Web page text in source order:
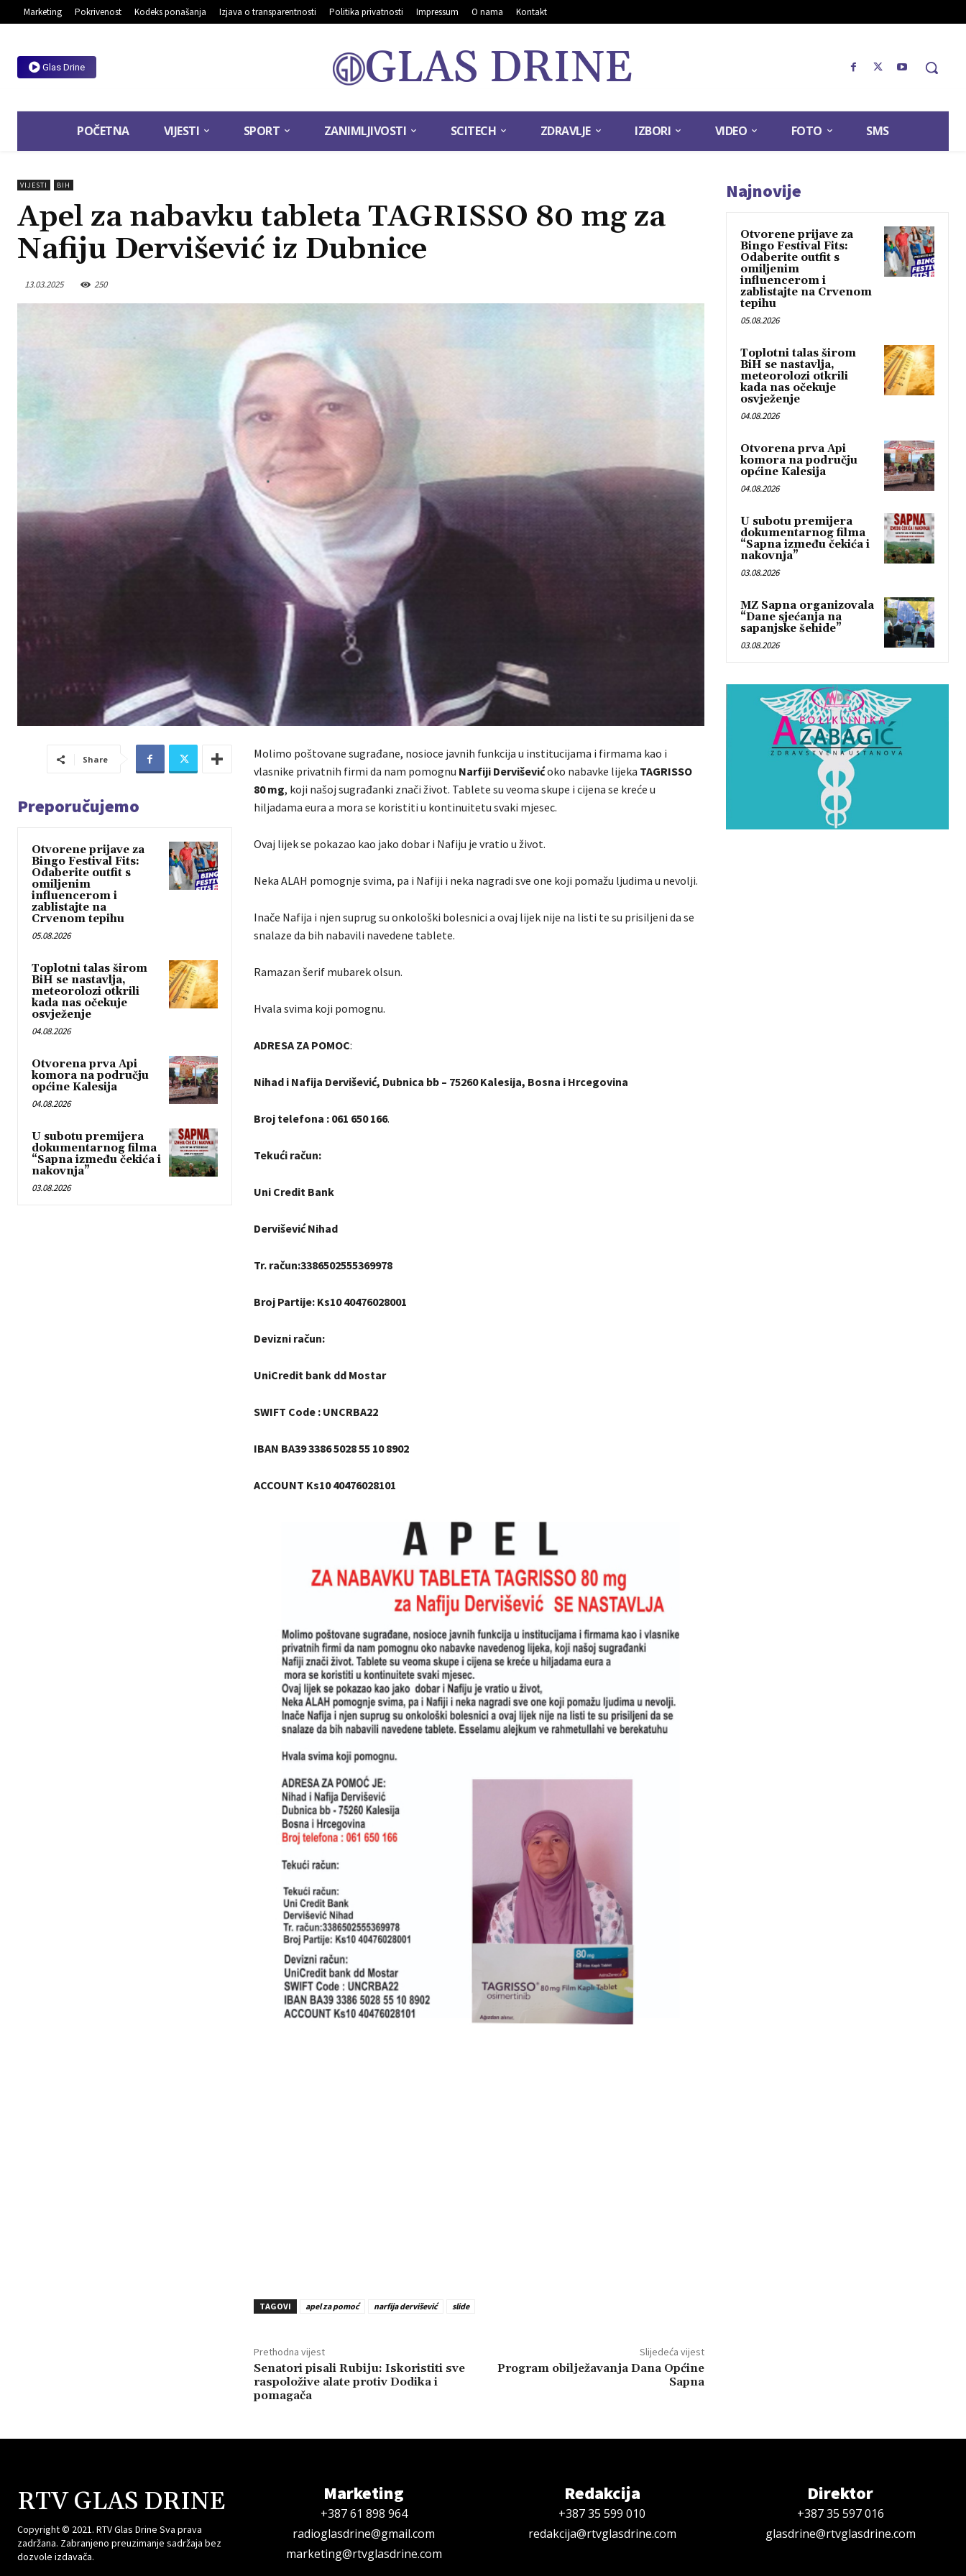
Marketing Pokrivenost Kodeks ponašanja Izjava o transparentnosti Politika privatnosti Impressum O nama Kontakt
Glas Drine GLAS DRINE
POČETNA VIJESTI SPORT ZANIMLJIVOSTI SCITECH ZDRAVLJE IZBORI VIDEO FOTO SMS
VIJESTI BIH
Apel za nabavku tableta TAGRISSO 80 mg za
Nafiju Dervišević iz Dubnice
13.03.2025 250
Share
Preporučujemo
Otvorene prijave za
Bingo Festival Fits:
Odaberite outfit s
omiljenim
influencerom i
zablistajte na
Crvenom tepihu
05.08.2026
Toplotni talas širom
BiH se nastavlja,
meteorolozi otkrili
kada nas očekuje
osvježenje
04.08.2026
Otvorena prva Api
komora na području
općine Kalesija
04.08.2026
U subotu premijera
dokumentarnog filma
“Sapna između čekića i
nakovnja”
03.08.2026
Molimo poštovane sugrađane, nosioce javnih funkcija u institucijama i firmama kao i
vlasnike privatnih firmi da nam pomognu Narfiji Derviševićoko nabavke lijeka TAGRISSO
80 mg, koji našoj sugrađanki znači život. Tablete su veoma skupe i cijena se kreće u
hiljadama eura a mora se koristiti u kontinuitetu svaki mjesec.
Ovaj lijek se pokazao kao jako dobar i Nafiju je vratio u život.
Neka ALAH pomognje svima, pa i Nafiji i neka nagradi sve one koji pomažu ljudima u nevolji.
Inače Nafija i njen suprug su onkološki bolesnici a ovaj lijek nije na listi te su prisiljeni da se
snalaze da bih nabavili navedene tablete.
Ramazan šerif mubarek olsun.
Hvala svima koji pomognu.
ADRESA ZA POMOC:
Nihad i Nafija Dervišević, Dubnica bb – 75260 Kalesija, Bosna i Hrcegovina
Broj telefona : 061 650 166.
Tekući račun:
Uni Credit Bank
Dervišević Nihad
Tr. račun:3386502555369978
Broj Partije: Ks10 40476028001
Devizni račun:
UniCredit bank dd Mostar
SWIFT Code : UNCRBA22
IBAN BA39 3386 5028 55 10 8902
ACCOUNT Ks10 40476028101
TAGOVI apel za pomoć narfija dervišević slide
Prethodna vijest
Senatori pisali Rubiju: Iskoristiti sve
raspoložive alate protiv Dodika i
pomagača
Slijedeća vijest
Program obilježavanja Dana Općine
Sapna
Najnovije
Otvorene prijave za
Bingo Festival Fits:
Odaberite outfit s
omiljenim
influencerom i
zablistajte na Crvenom
tepihu
05.08.2026
Toplotni talas širom
BiH se nastavlja,
meteorolozi otkrili
kada nas očekuje
osvježenje
04.08.2026
Otvorena prva Api
komora na području
općine Kalesija
04.08.2026
U subotu premijera
dokumentarnog filma
“Sapna između čekića i
nakovnja”
03.08.2026
MZ Sapna organizovala
“Dane sjećanja na
sapanjske šehide”
03.08.2026
RTV GLAS DRINE
Copyright © 2021. RTV Glas Drine Sva prava
zadržana. Zabranjeno preuzimanje sadržaja bez
dozvole izdavača.
Marketing
+387 61 898 964
radioglasdrine@gmail.com
marketing@rtvglasdrine.com
Redakcija
+387 35 599 010
redakcija@rtvglasdrine.com
Direktor
+387 35 597 016
glasdrine@rtvglasdrine.com